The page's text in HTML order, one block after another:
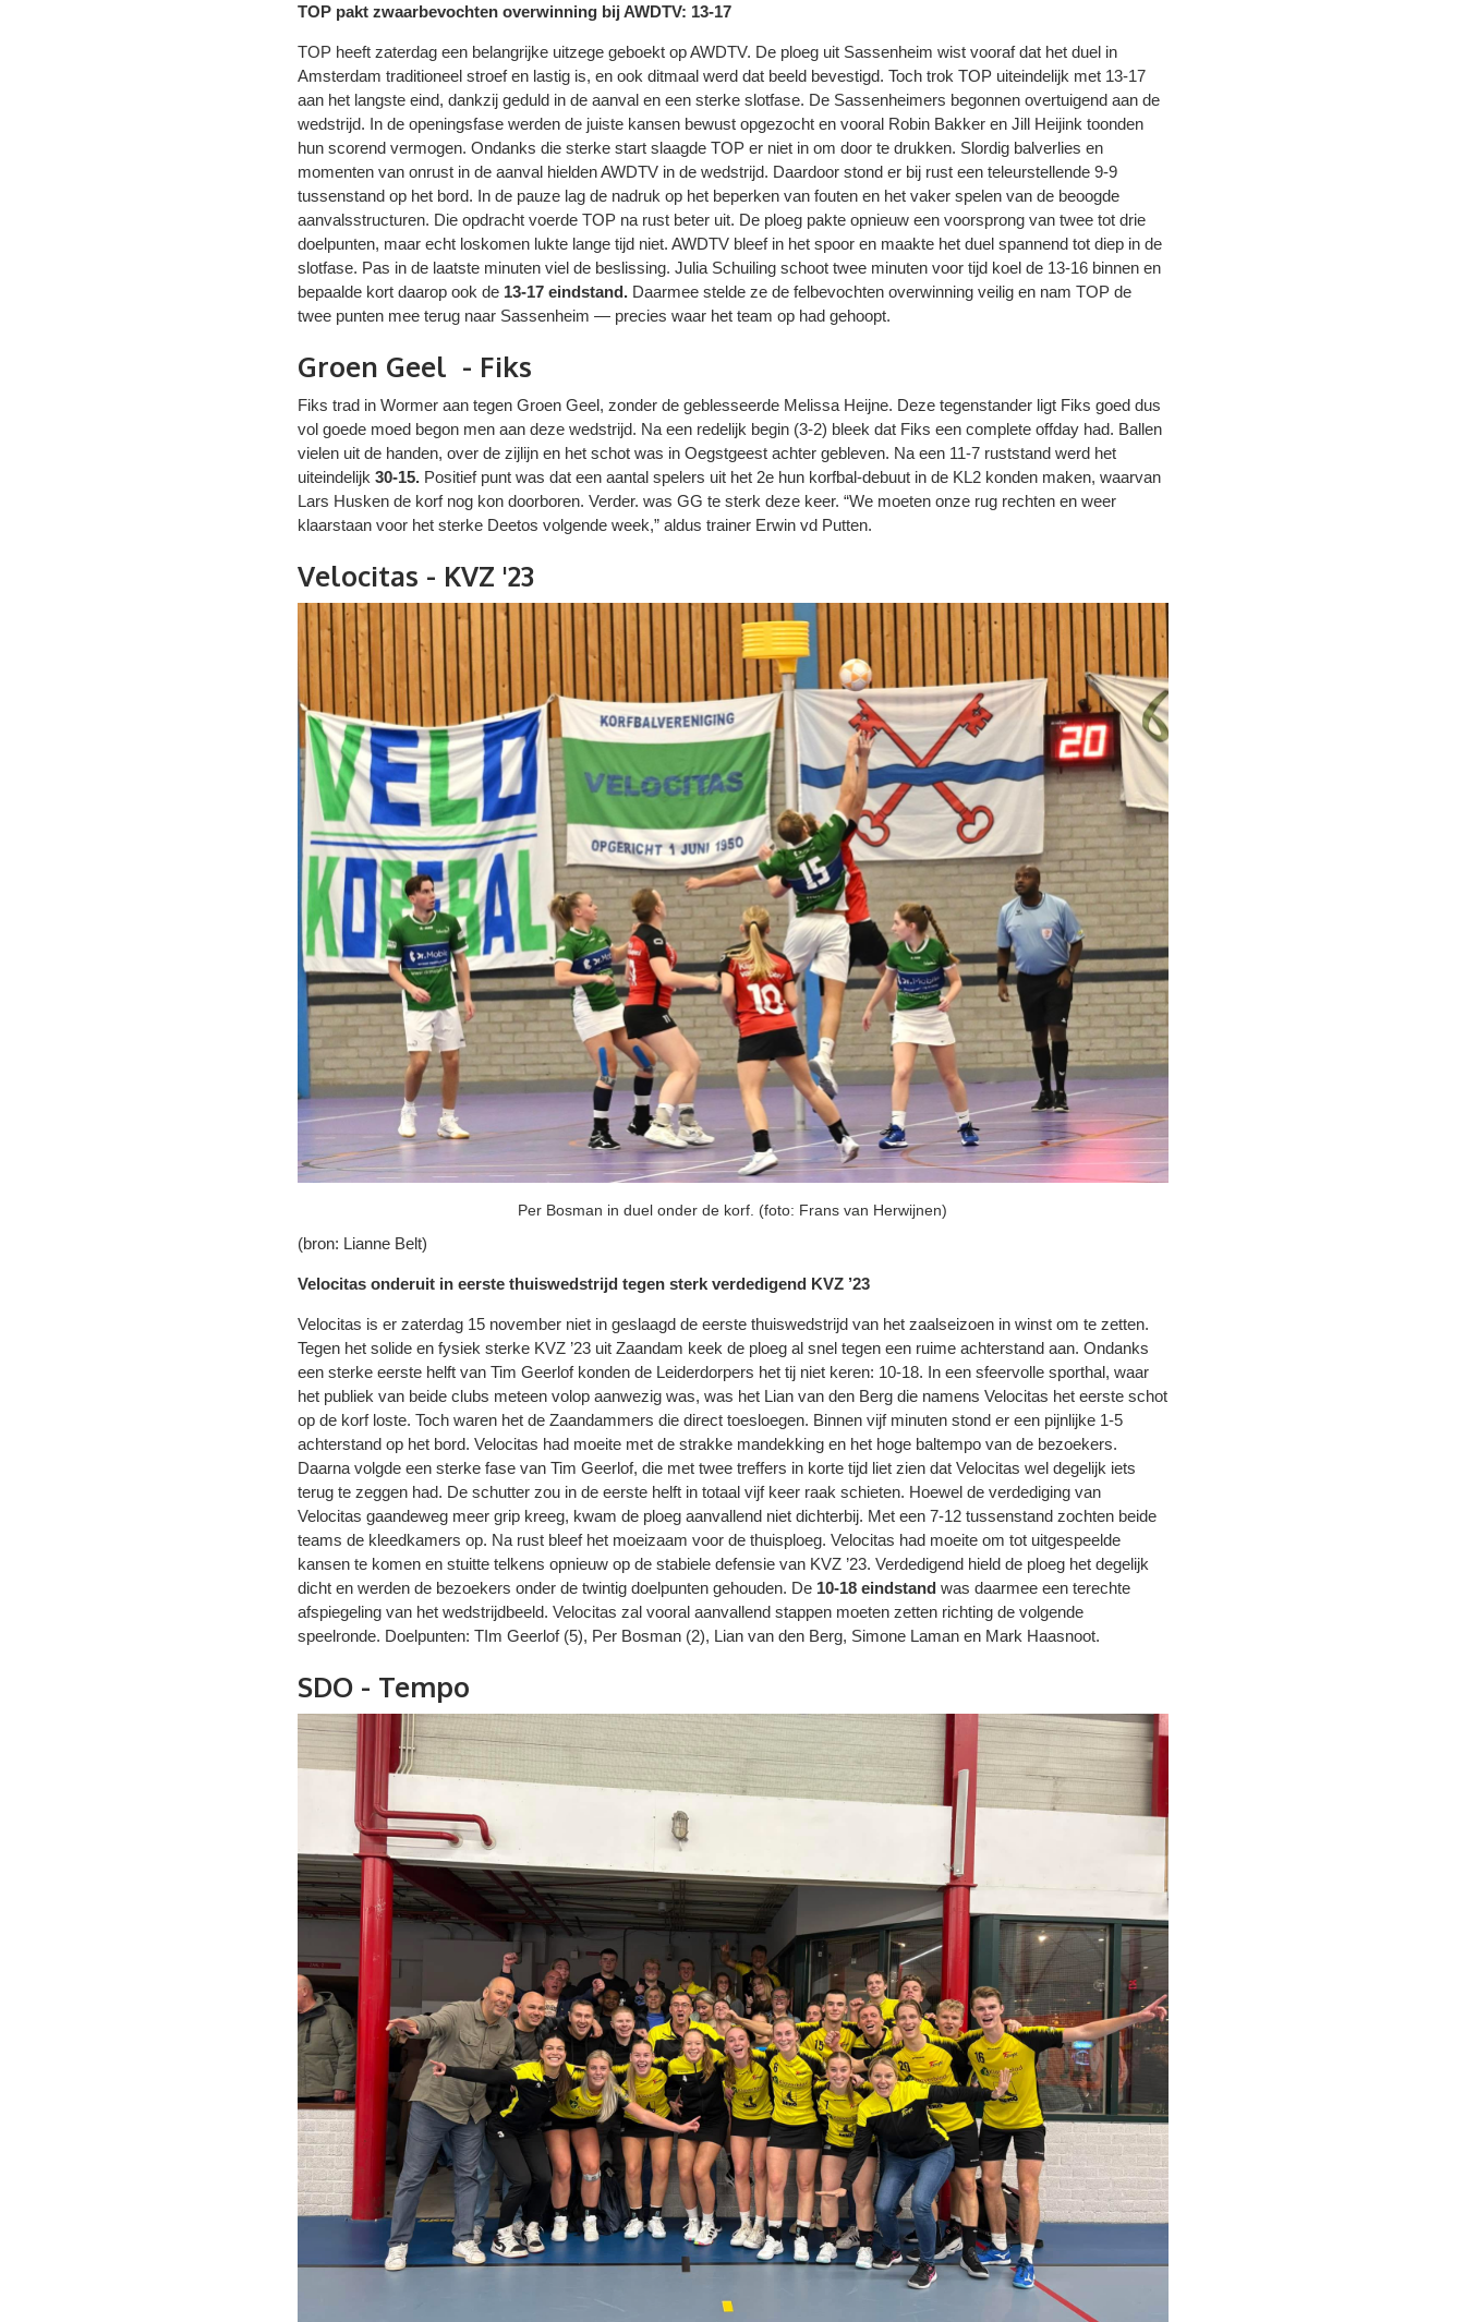
TOP pakt zwaarbevochten overwinning bij AWDTV: 13-17
TOP heeft zaterdag een belangrijke uitzege geboekt op AWDTV. De ploeg uit Sassenheim wist vooraf dat het duel in
Amsterdam traditioneel stroef en lastig is, en ook ditmaal werd dat beeld bevestigd. Toch trok TOP uiteindelijk met 13-17
aan het langste eind, dankzij geduld in de aanval en een sterke slotfase. De Sassenheimers begonnen overtuigend aan de
wedstrijd. In de openingsfase werden de juiste kansen bewust opgezocht en vooral Robin Bakker en Jill Heijink toonden
hun scorend vermogen. Ondanks die sterke start slaagde TOP er niet in om door te drukken. Slordig balverlies en
momenten van onrust in de aanval hielden AWDTV in de wedstrijd. Daardoor stond er bij rust een teleurstellende 9-9
tussenstand op het bord. In de pauze lag de nadruk op het beperken van fouten en het vaker spelen van de beoogde
aanvalsstructuren. Die opdracht voerde TOP na rust beter uit. De ploeg pakte opnieuw een voorsprong van twee tot drie
doelpunten, maar echt loskomen lukte lange tijd niet. AWDTV bleef in het spoor en maakte het duel spannend tot diep in de
slotfase. Pas in de laatste minuten viel de beslissing. Julia Schuiling schoot twee minuten voor tijd koel de 13-16 binnen en
bepaalde kort daarop ook de 13-17 eindstand.Daarmee stelde ze de felbevochten overwinning veilig en nam TOP de
twee punten mee terug naar Sassenheim — precies waar het team op had gehoopt.
Groen Geel - Fiks
Fiks trad in Wormer aan tegen Groen Geel, zonder de geblesseerde Melissa Heijne. Deze tegenstander ligt Fiks goed dus
vol goede moed begon men aan deze wedstrijd. Na een redelijk begin (3-2) bleek dat Fiks een complete offday had. Ballen
vielen uit de handen, over de zijlijn en het schot was in Oegstgeest achter gebleven. Na een 11-7 ruststand werd het
uiteindelijk 30-15.Positief punt was dat een aantal spelers uit het 2e hun korfbal-debuut in de KL2 konden maken, waarvan
Lars Husken de korf nog kon doorboren. Verder. was GG te sterk deze keer. “We moeten onze rug rechten en weer
klaarstaan voor het sterke Deetos volgende week,” aldus trainer Erwin vd Putten.
Velocitas - KVZ '23
Per Bosman in duel onder de korf. (foto: Frans van Herwijnen)
(bron: Lianne Belt)
Velocitas onderuit in eerste thuiswedstrijd tegen sterk verdedigend KVZ ’23
Velocitas is er zaterdag 15 november niet in geslaagd de eerste thuiswedstrijd van het zaalseizoen in winst om te zetten.
Tegen het solide en fysiek sterke KVZ ’23 uit Zaandam keek de ploeg al snel tegen een ruime achterstand aan. Ondanks
een sterke eerste helft van Tim Geerlof konden de Leiderdorpers het tij niet keren: 10-18. In een sfeervolle sporthal, waar
het publiek van beide clubs meteen volop aanwezig was, was het Lian van den Berg die namens Velocitas het eerste schot
op de korf loste. Toch waren het de Zaandammers die direct toesloegen. Binnen vijf minuten stond er een pijnlijke 1-5
achterstand op het bord. Velocitas had moeite met de strakke mandekking en het hoge baltempo van de bezoekers.
Daarna volgde een sterke fase van Tim Geerlof, die met twee treffers in korte tijd liet zien dat Velocitas wel degelijk iets
terug te zeggen had. De schutter zou in de eerste helft in totaal vijf keer raak schieten. Hoewel de verdediging van
Velocitas gaandeweg meer grip kreeg, kwam de ploeg aanvallend niet dichterbij. Met een 7-12 tussenstand zochten beide
teams de kleedkamers op. Na rust bleef het moeizaam voor de thuisploeg. Velocitas had moeite om tot uitgespeelde
kansen te komen en stuitte telkens opnieuw op de stabiele defensie van KVZ ’23. Verdedigend hield de ploeg het degelijk
dicht en werden de bezoekers onder de twintig doelpunten gehouden. De 10-18 eindstandwas daarmee een terechte
afspiegeling van het wedstrijdbeeld. Velocitas zal vooral aanvallend stappen moeten zetten richting de volgende
speelronde. Doelpunten: TIm Geerlof (5), Per Bosman (2), Lian van den Berg, Simone Laman en Mark Haasnoot.
SDO - Tempo